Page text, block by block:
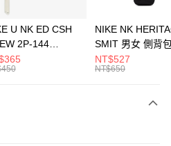
U NK ED CSH
2P-144
男女 短統襪
NIKE NK
SMIT 男女 側背
BA5871010
NT$527
NT$650